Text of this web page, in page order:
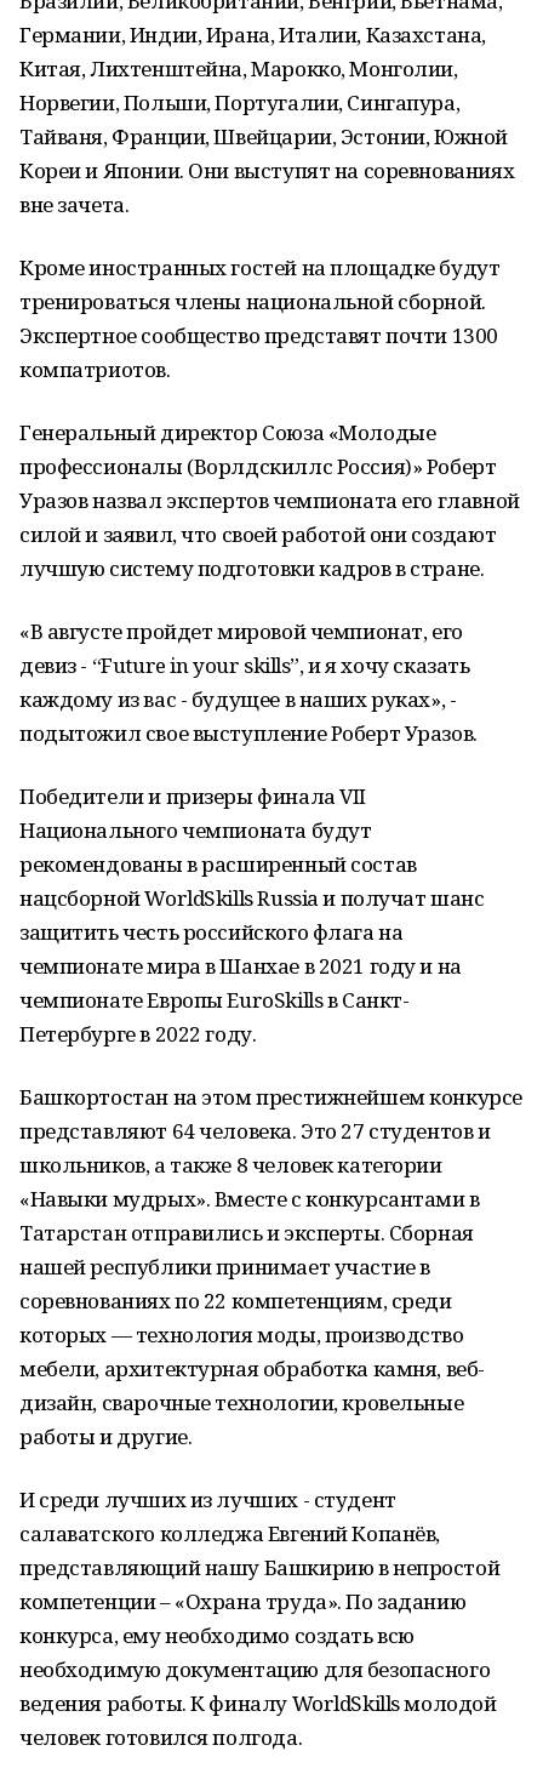
Германии, Индии, Ирана, Италии, Казахстана,
Китая, Лихтенштейна, Марокко, Монголии,
Норвегии, Польши, Португалии, Сингапура,
Тайваня, Франции, Швейцарии, Эстонии, Южной
Кореи и Японии. Они выступят на соревнованиях
вне зачета.
Кроме иностранных гостей на площадке будут
тренироваться члены национальной сборной.
Экспертное сообщество представят почти 1300
компатриотов.
Генеральный директор Союза «Молодые
профессионалы (Ворлдскиллс Россия)» Роберт
Уразов назвал экспертов чемпионата его главной
силой и заявил, что своей работой они создают
лучшую систему подготовки кадров в стране.
«В августе пройдет мировой чемпионат, его
девиз - “Future in your skills”, и я хочу сказать
каждому из вас - будущее в наших руках», -
подытожил свое выступление Роберт Уразов.
Победители и призеры финала VII
Национального чемпионата будут
рекомендованы в расширенный состав
нацсборной WorldSkills Russia и получат шанс
защитить честь российского флага на
чемпионате мира в Шанхае в 2021 году и на
чемпионате Европы EuroSkills в Санкт-
Петербурге в 2022 году.
Башкортостан на этом престижнейшем конкурсе
представляют 64 человека. Это 27 студентов и
школьников, а также 8 человек категории
«Навыки мудрых». Вместе с конкурсантами в
Татарстан отправились и эксперты. Сборная
нашей республики принимает участие в
соревнованиях по 22 компетенциям, среди
которых — технология моды, производство
мебели, архитектурная обработка камня, веб-
дизайн, сварочные технологии, кровельные
работы и другие.
И среди лучших из лучших - студент
салаватского колледжа Евгений Копанёв,
представляющий нашу Башкирию в непростой
компетенции – «Охрана труда». По заданию
конкурса, ему необходимо создать всю
необходимую документацию для безопасного
ведения работы. К финалу WorldSkills молодой
человек готовился полгода.